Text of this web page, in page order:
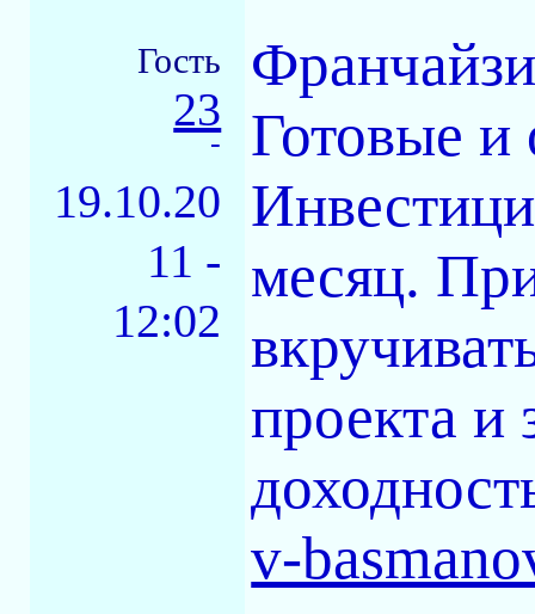
Гость
23
-
19.10.20
11 -
12:02
Готовые и
месяц.
проекта и
v-